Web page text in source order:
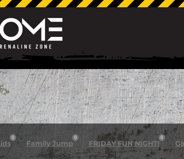
0
Family Jump
0
FRIDAY FUN NIGHT!
0